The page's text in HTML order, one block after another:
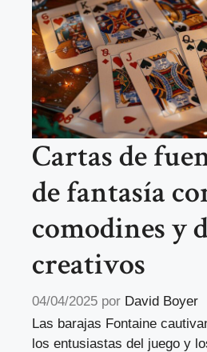
Cartas de
de fantasía
comodines y
creativos
04/04/2025 por David Boyer
Las barajas Fontaine
los entusiastas del juego y